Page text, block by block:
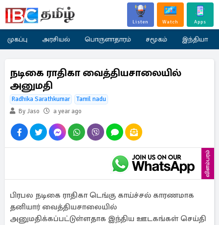
Listen Watch Apps
முகப்பு அரசியல் பொருளாதாரம் சமூகம் இந்தியா
நடிகை ராதிகா வைத்தியசாலையில்
அனுமதி
Radhika Sarathkumar
Tamil nadu
By Jaso
a year ago
விளம்பரம்
பிரபல நடிகை ராதிகா டெங்கு காய்ச்சல் காரணமாக
தனியார் வைத்தியசாலையில்
அனுமதிக்கப்பட்டுள்ளதாக இந்திய ஊடகங்கள் செய்தி